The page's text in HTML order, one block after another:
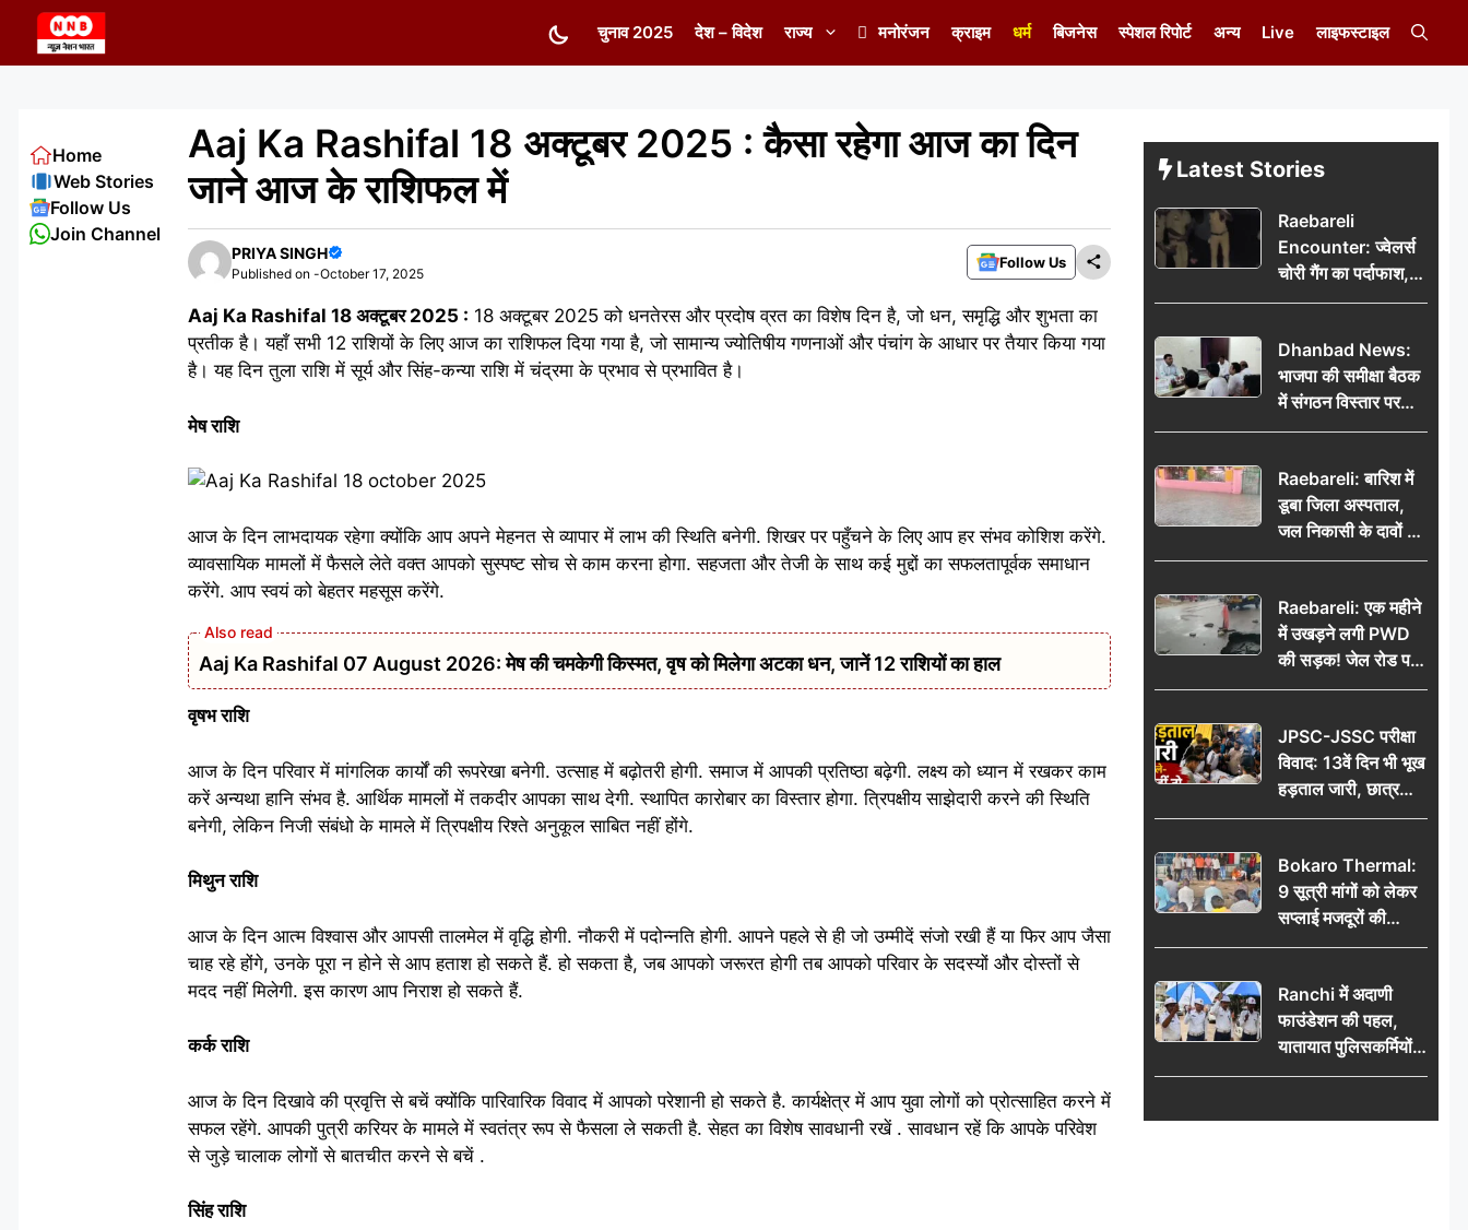
content
चुनाव 2025 देश – विदेश राज्य मनोरंजन क्राइम धर्म बिजनेस स्पेशल रिपोर्ट अन्य Live लाइफस्टाइल
Aaj Ka Rashifal 18 अक्टूबर 2025 : कैसा रहेगा आज का दिन
जाने आज के राशिफल में
PRIYA SINGH
Published on -October 17, 2025
Follow Us
Aaj Ka Rashifal 18 अक्टूबर 2025 : 18 अक्टूबर 2025 को धनतेरस और प्रदोष व्रत का विशेष दिन है, जो धन, समृद्धि और शुभता का
प्रतीक है। यहाँ सभी 12 राशियों के लिए आज का राशिफल दिया गया है, जो सामान्य ज्योतिषीय गणनाओं और पंचांग के आधार पर तैयार किया गया
है। यह दिन तुला राशि में सूर्य और सिंह-कन्या राशि में चंद्रमा के प्रभाव से प्रभावित है।
मेष राशि
आज के दिन लाभदायक रहेगा क्योंकि आप अपने मेहनत से व्यापार में लाभ की स्थिति बनेगी. शिखर पर पहुँचने के लिए आप हर संभव कोशिश करेंगे.
व्यावसायिक मामलों में फैसले लेते वक्त आपको सुस्पष्ट सोच से काम करना होगा. सहजता और तेजी के साथ कई मुद्दों का सफलतापूर्वक समाधान
करेंगे. आप स्वयं को बेहतर महसूस करेंगे.
Aaj Ka Rashifal 07 August 2026: मेष की चमकेगी किस्मत, वृष को मिलेगा अटका धन, जानें 12 राशियों का हाल
वृषभ राशि
आज के दिन परिवार में मांगलिक कार्यों की रूपरेखा बनेगी. उत्साह में बढ़ोतरी होगी. समाज में आपकी प्रतिष्ठा बढ़ेगी. लक्ष्य को ध्यान में रखकर काम
करें अन्यथा हानि संभव है. आर्थिक मामलों में तकदीर आपका साथ देगी. स्थापित कारोबार का विस्तार होगा. त्रिपक्षीय साझेदारी करने की स्थिति
बनेगी, लेकिन निजी संबंधो के मामले में त्रिपक्षीय रिश्ते अनुकूल साबित नहीं होंगे.
मिथुन राशि
आज के दिन आत्म विश्वास और आपसी तालमेल में वृद्धि होगी. नौकरी में पदोन्नति होगी. आपने पहले से ही जो उम्मीदें संजो रखी हैं या फिर आप जैसा
चाह रहे होंगे, उनके पूरा न होने से आप हताश हो सकते हैं. हो सकता है, जब आपको जरूरत होगी तब आपको परिवार के सदस्यों और दोस्तों से
मदद नहीं मिलेगी. इस कारण आप निराश हो सकते हैं.
कर्क राशि
आज के दिन दिखावे की प्रवृत्ति से बचें क्योंकि पारिवारिक विवाद में आपको परेशानी हो सकते है. कार्यक्षेत्र में आप युवा लोगों को प्रोत्साहित करने में
सफल रहेंगे. आपकी पुत्री करियर के मामले में स्वतंत्र रूप से फैसला ले सकती है. सेहत का विशेष सावधानी रखें . सावधान रहें कि आपके परिवेश
से जुड़े चालाक लोगों से बातचीत करने से बचें .
सिंह राशि
Home
Web Stories
Follow Us
Join Channel
Latest Stories
Raebareli
Encounter: ज्वेलर्स
चोरी गैंग का पर्दाफाश,
पुलिस मुठभेड़ में दो
किलो चांदी बरामद
Dhanbad News:
भाजपा की समीक्षा बैठक
में संगठन विस्तार पर
मंथन, बीडीओ से
जनसमस्याओं का विवरण
Raebareli: बारिश में
डूबा जिला अस्पताल,
जल निकासी के दावों की
खुली पोल
Raebareli: एक महीने
में उखड़ने लगी PWD
की सड़क! जेल रोड पर
गड्ढे ने खोली निर्माण
की उठी मांग
JPSC-JSSC परीक्षा
विवाद: 13वें दिन भी भूख
हड़ताल जारी, छात्र
बोले- जांच नहीं तो
Bokaro Thermal:
9 सूत्री मांगों को लेकर
सप्लाई मजदूरों की
हुंकार, 12 अगस्त के
Ranchi में अदाणी
फाउंडेशन की पहल,
यातायात पुलिसकर्मियों
को वितरित किए गए छाते